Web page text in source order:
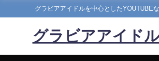
グラビアアイドルを中心としたYOUTUBE
グラビアアイド